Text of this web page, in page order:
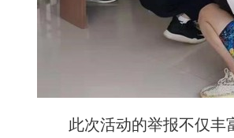
此次活动的举报不仅丰